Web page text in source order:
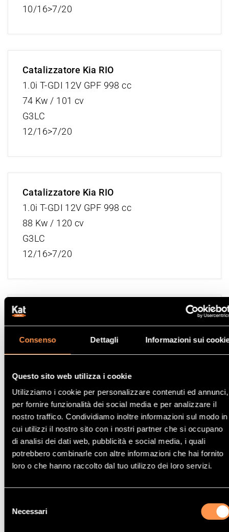
Consenso Dettagli Informazioni sui
Questo sito web utilizza i cookie
Utilizziamo i cookie per personalizzare contenuti ed annunci,
per fornire funzionalità dei social media e per analizzare il
nostro traffico. Condividiamo inoltre informazioni sul modo in
cui utilizzi il nostro sito con i nostri partner che si occupano
di analisi dei dati web, pubblicità e social media, i quali
potrebbero combinarle con altre informazioni che hai fornito
loro o che hanno raccolto dal tuo utilizzo dei loro servizi.
delNecessari
10/16>7/20
Catalizzatore Kia RIO
1.0i T-GDI 12V GPF 998 cc
74 Kw / 101 cv
G3LC
12/16>7/20
Catalizzatore Kia RIO
1.0i T-GDI 12V GPF 998 cc
88 Kw / 120 cv
G3LC
12/16>7/20
Catalizzatore Kia RIO
62 Kw / 84 cv
10/16>6/20
Catalizzatore Kia RIO
1.0i T-GDI 12V Mild Hybrid GPF 998 cc
88 Kw / 120 cv